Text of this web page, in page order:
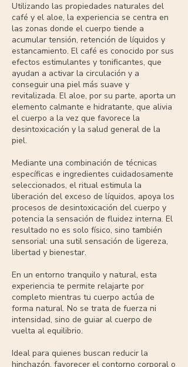
Utilizando las propiedades naturales del
café y el aloe, la experiencia se centra en
las zonas donde el cuerpo tiende a
acumular tensión, retención de líquidos y
estancamiento. El café es conocido por sus
efectos estimulantes y tonificantes, que
ayudan a activar la circulación y a
conseguir una piel más suave y
revitalizada. El aloe, por su parte, aporta un
elemento calmante e hidratante, que alivia
el cuerpo a la vez que favorece la
desintoxicación y la salud general de la
piel.
Mediante una combinación de técnicas
específicas e ingredientes cuidadosamente
seleccionados, el ritual estimula la
liberación del exceso de líquidos, apoya los
procesos de desintoxicación del cuerpo y
potencia la sensación de fluidez interna. El
resultado no es solo físico, sino también
sensorial: una sutil sensación de ligereza,
libertad y bienestar.
En un entorno tranquilo y natural, esta
experiencia te permite relajarte por
completo mientras tu cuerpo actúa de
forma natural. No se trata de fuerza ni
intensidad, sino de guiar al cuerpo de
vuelta al equilibrio.
Ideal para quienes buscan reducir la
hinchazón, favorecer el contorno corporal o